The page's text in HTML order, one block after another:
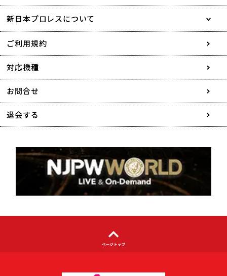
新日本プロレスについて
会社情報
採用情報
協賛・広告媒体のご案内
特定商取引に関する表記
著作権について
利用者情報の外部送信について
ご利用規約
対応機種
お問合せ
退会する